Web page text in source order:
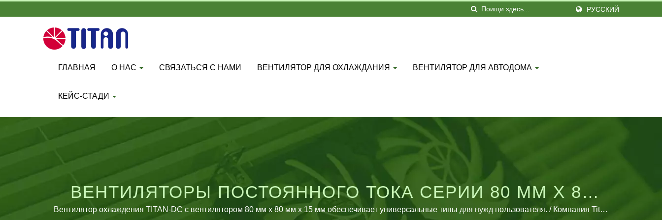
РУССКИЙ
ГЛАВНАЯ О НАС СВЯЗАТЬСЯ С НАМИ ВЕНТИЛЯТОР ДЛЯ ОХЛАЖДАНИЯ ВЕНТИЛЯТОР ДЛЯ АВТОДОМА
КЕЙС-СТАДИ
ВЕНТИЛЯТОРЫ ПОСТОЯННОГО ТОКА СЕРИИ 80 ММ X 80
ММ X 15 ММ
Вентилятор охлаждения TITAN-DC с вентилятором 80 мм x 80 мм x 15 мм обеспечивает универсальные типы для нужд пользователя. / Компания Titan